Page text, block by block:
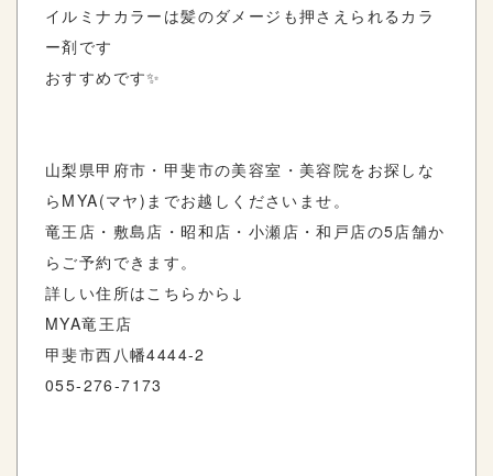
イルミナカラーは髪のダメージも押さえられるカラ
ー剤です
おすすめです✨
山梨県甲府市・甲斐市の美容室・美容院をお探しな
らMYA(マヤ)までお越しくださいませ。
竜王店・敷島店・昭和店・小瀬店・和戸店の5店舗か
らご予約できます。
詳しい住所はこちらから↓
MYA竜王店
甲斐市西八幡4444-2
055-276-7173